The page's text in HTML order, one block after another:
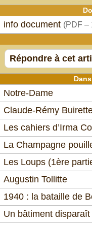
info document (PDF –
Répondre à cet
Notre-Dame
Claude-Rémy
Les cahiers d’Irma
La Champagne
Les Loups (1ère
Augustin Tollitte
1940 : la bataille de
Un bâtiment